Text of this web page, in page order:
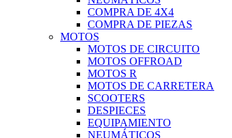
COMPRA DE 4X4
COMPRA DE PIEZAS
MOTOS
MOTOS DE CIRCUITO
MOTOS OFFROAD
MOTOS R
MOTOS DE CARRETERA
SCOOTERS
DESPIECES
EQUIPAMIENTO
NEUMÁTICOS